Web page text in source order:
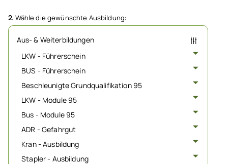
2. Wähle die gewünschte Ausbildung:
Aus- & Weiterbildungen
LKW - Führerschein
BUS - Führerschein
Beschleunigte Grundqualifikation 95
LKW - Module 95
Bus - Module 95
ADR - Gefahrgut
Kran - Ausbildung
Stapler - Ausbildung